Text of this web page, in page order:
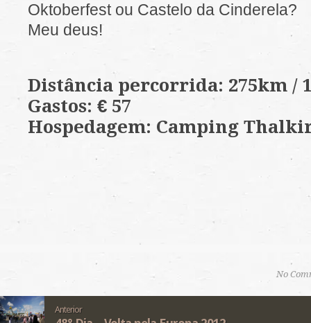
Oktoberfest ou Castelo da Cinderela?
Meu deus!
Distância percorrida: 275km /
Gastos: € 57
Hospedagem: Camping
No
Anterior